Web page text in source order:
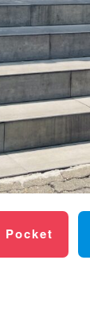
Pocket